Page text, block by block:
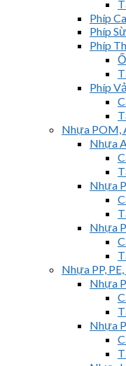
Phíp
Phíp
Phíp
Phíp
Nhựa POM,
Nhựa
Nhựa
Nhựa
Nhựa PP,
Nhựa
Nhựa